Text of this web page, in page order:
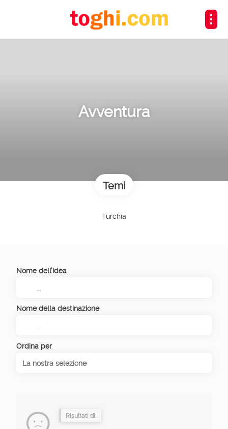
Avventura
Temi
Turchia
Nome dell’idea
Nome della destinazione
Ordina per
La nostra selezione
Risultati di: